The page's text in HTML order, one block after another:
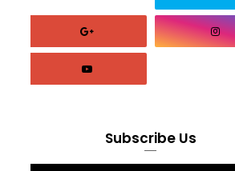
Subscribe Us